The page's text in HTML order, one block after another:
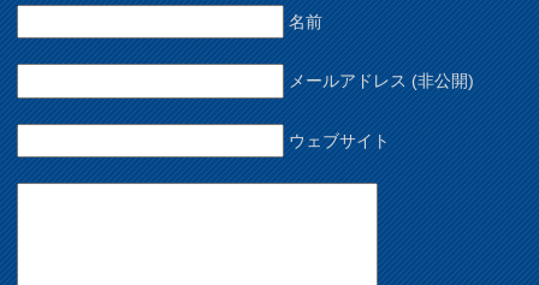
名前
メールアドレス (非公開)
ウェブサイト